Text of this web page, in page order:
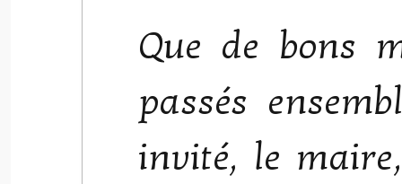
Que de bons
passés
invité, le